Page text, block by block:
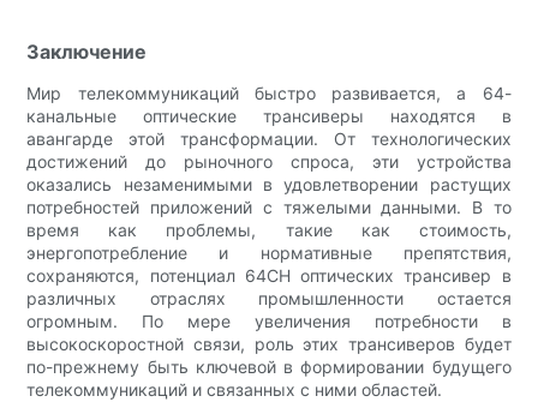
Заключение
Мир телекоммуникаций быстро развивается, а 64-
канальные оптические трансиверы находятся в
авангарде этой трансформации. От технологических
достижений до рыночного спроса, эти устройства
оказались незаменимыми в удовлетворении растущих
потребностей приложений с тяжелыми данными. В то
время как проблемы, такие как стоимость,
энергопотребление и нормативные препятствия,
сохраняются, потенциал 64CH оптических трансивер в
различных отраслях промышленности остается
огромным. По мере увеличения потребности в
высокоскоростной связи, роль этих трансиверов будет
по-прежнему быть ключевой в формировании будущего
телекоммуникаций и связанных с ними областей.